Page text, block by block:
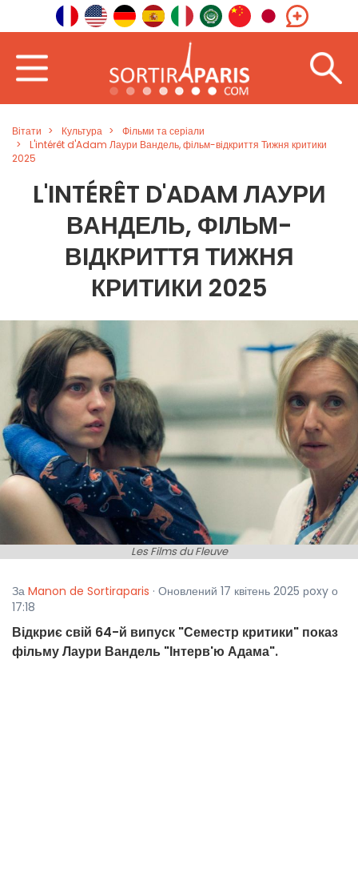
Вітати Культура
Фільми та серіали
L'intérêt d'Adam Лаури Вандель, фільм-відкриття Тижня критики
2025
L'INTÉRÊT D'ADAM ЛАУРИ
ВАНДЕЛЬ, ФІЛЬМ-
ВІДКРИТТЯ ТИЖНЯ
КРИТИКИ 2025
Les Films du Fleuve
За Manon de Sortiraparis · Оновлений 17 квітень 2025 рoxy о
17:18
Відкриє свій 64-й випуск "Семестр критики" показ
фільму Лаури Вандель "Інтерв'ю Адама".